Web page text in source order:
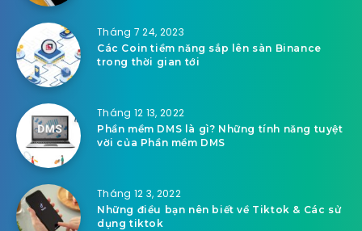
Tháng 7 24, 2023
Các Coin tiềm năng sắp lên sàn Binance
trong thời gian tới
Tháng 12 13, 2022
Phần mềm DMS là gì? Những tính năng tuyệt
vời của Phần mềm DMS
Tháng 12 3, 2022
Những điều bạn nên biết về Tiktok & Các sử
dụng tiktok